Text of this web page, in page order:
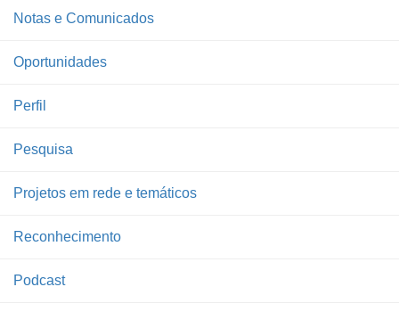
Notas e Comunicados
Oportunidades
Perfil
Pesquisa
Projetos em rede e temáticos
Reconhecimento
Podcast